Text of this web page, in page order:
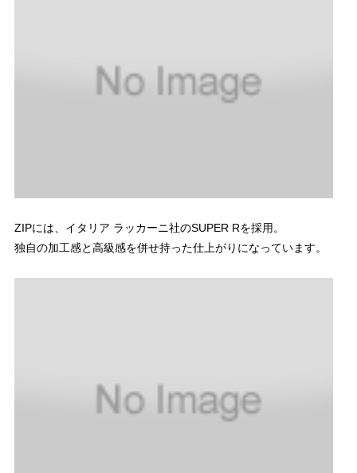
ZIPには、イタリア ラッカーニ社のSUPER Rを採用。
独自の加工感と高級感を併せ持った仕上がりになっています。